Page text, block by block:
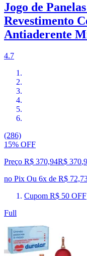
Jogo de
Revestimento
Antiaderente
4.7
(286)
15% OFF
Preço R$ 370,94R$ 370,
no Pix Ou 6x de R$
Cupom R$ 50 OFF
Full